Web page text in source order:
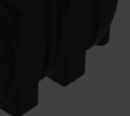
CERTIFIERAD PARTNER
Ansökan certifierad partner